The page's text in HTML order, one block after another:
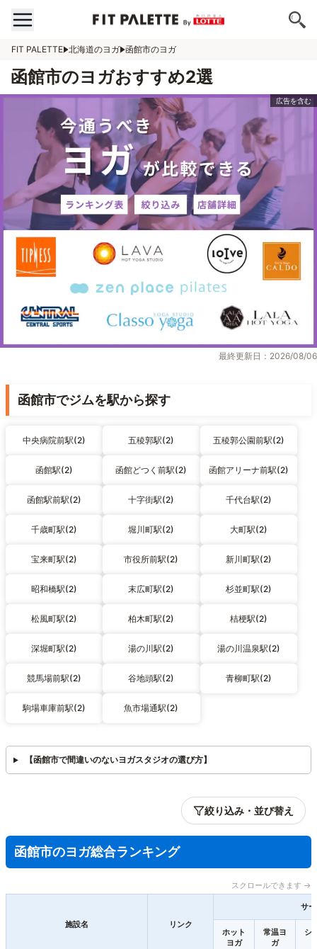
FIT PALETTE 北海道のヨガ 函館市のヨガ
函館市のヨガおすすめ2選
最終更新日：2026/08/06
函館市でジムを駅から探す
中央病院前駅(2) 五稜郭駅(2) 五稜郭公園前駅(2)
函館駅(2) 函館どつく前駅(2) 函館アリーナ前駅(2)
函館駅前駅(2) 十字街駅(2) 千代台駅(2)
千歳町駅(2) 堀川町駅(2) 大町駅(2)
宝来町駅(2) 市役所前駅(2) 新川町駅(2)
昭和橋駅(2) 末広町駅(2) 杉並町駅(2)
松風町駅(2) 柏木町駅(2) 桔梗駅(2)
深堀町駅(2) 湯の川駅(2) 湯の川温泉駅(2)
競馬場前駅(2) 谷地頭駅(2) 青柳町駅(2)
駒場車庫前駅(2) 魚市場通駅(2)
【函館市で間違いのないヨガスタジオの選び方】
絞り込み・並び替え
函館市のヨガ総合ランキング
スクロールできます →
施設名 リンク
サ
ホット
ヨガ
常温ヨ
ガ
シ